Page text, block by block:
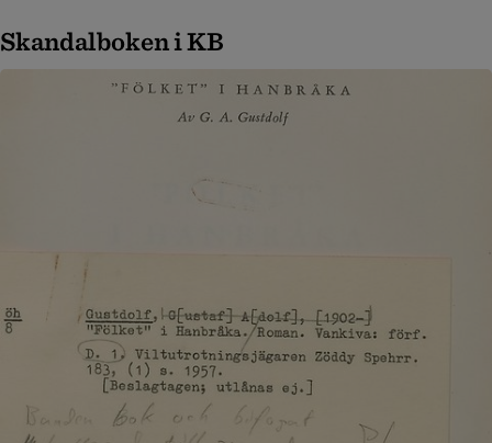
Skandalboken i KB